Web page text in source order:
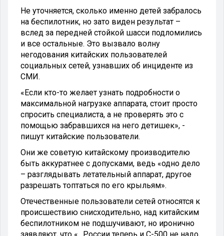
Не уточняется, сколько именно детей забралось
на беспилотник, но зато виден результат –
вслед за передней стойкой шасси подломились
и все остальные. Это вызвало волну
негодования китайских пользователей
социальных сетей, узнавших об инциденте из
СМИ.
«Если кто-то желает узнать подробности о
максимальной нагрузке аппарата, стоит просто
спросить специалиста, а не проверять это с
помощью забравшихся на него детишек», -
пишут китайские пользователи.
Они же советую китайскому производителю
быть аккуратнее с допусками, ведь «одно дело
– разглядывать летательный аппарат, другое
разрешать топтаться по его крыльям».
Отечественные пользователи сетей относятся к
происшествию снисходительно, над китайским
беспилотником не подшучивают, но иронично